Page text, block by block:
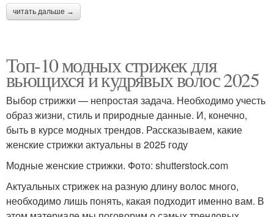
читать дальше →
Топ-10 модных стрижек для
вьющихся и кудрявых волос 2025
Выбор стрижки — непростая задача. Необходимо учесть
образ жизни, стиль и природные данные. И, конечно,
быть в курсе модных трендов. Рассказываем, какие
женские стрижки актуальны в 2025 году
Модные женские стрижки. Фото: shutterstock.com
Актуальных стрижек на разную длину волос много,
необходимо лишь понять, какая подходит именно вам. В